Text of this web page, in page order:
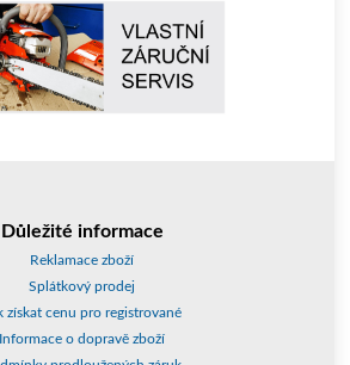
Důležité informace
Reklamace zboží
Splátkový prodej
získat cenu pro registrované
Informace o dopravě zboží